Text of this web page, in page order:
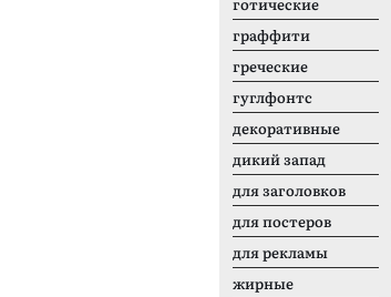
граффити
греческие
гуглфонтс
декоративные
дикий запад
для заголовков
для постеров
для рекламы
жирные